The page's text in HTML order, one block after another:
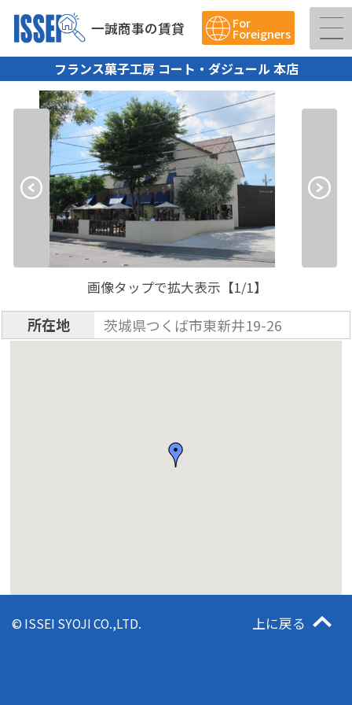
一誠商事の賃貸 For
Foreigners
フランス菓子工房 コート・ダジュール 本店
画像タップで拡大表示【1/1】
所在地 茨城県つくば市東新井19-26
© ISSEI SYOJI CO.,LTD. 上に戻る